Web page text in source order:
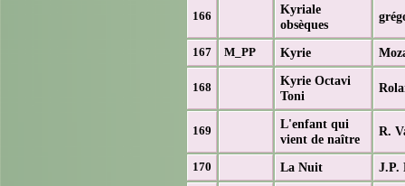
166
Kyriale
obsèques
167 M_PP Kyrie
168
Kyrie Octavi
Toni
169
L'enfant qui
vient de naître
R.
170 La Nuit J.P.